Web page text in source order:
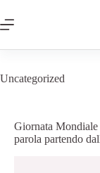
Uncategorized
Giornata
parola partendo